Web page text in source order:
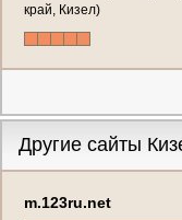
край, Кизел)
Другие сайты
m.123ru.net